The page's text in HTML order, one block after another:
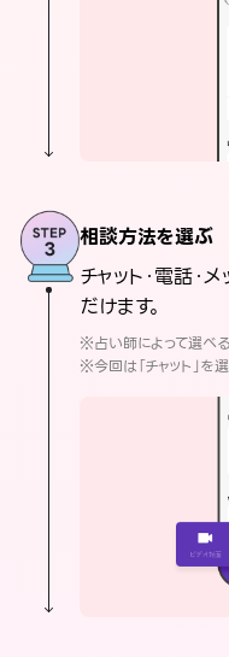
相談方法を選ぶ
チャット・電話・
だけます。
※占い師によって選べ
※今回は「チャット」を